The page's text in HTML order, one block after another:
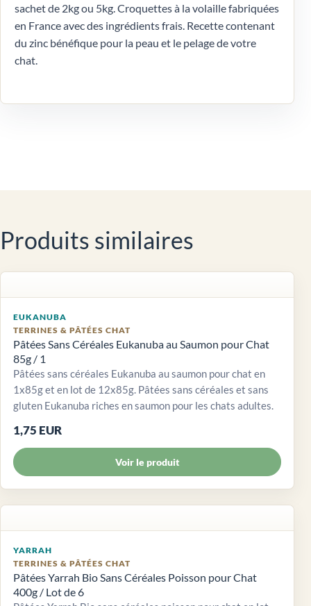
sachet de 2kg ou 5kg. Croquettes à la volaille fabriquées
en France avec des ingrédients frais. Recette contenant
du zinc bénéfique pour la peau et le pelage de votre
chat.
Produits similaires
EUKANUBA
TERRINES & PÂTÉES CHAT
Pâtées Sans Céréales Eukanuba au Saumon pour Chat
85g / 1
Pâtées sans céréales Eukanuba au saumon pour chat en
1x85g et en lot de 12x85g. Pâtées sans céréales et sans
gluten Eukanuba riches en saumon pour les chats adultes.
1,75 EUR
Voir le produit
YARRAH
TERRINES & PÂTÉES CHAT
Pâtées Yarrah Bio Sans Céréales Poisson pour Chat
400g / Lot de 6